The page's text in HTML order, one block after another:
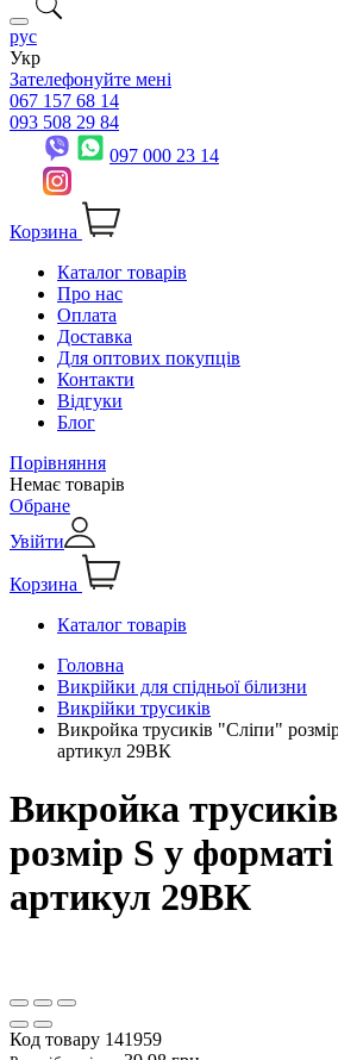
рус
Укр
Зателефонуйте мені
067 157 68 14
093 508 29 84
097 000 23 14
Корзина
Каталог товарів
Про нас
Оплата
Доставка
Для оптових покупців
Контакти
Відгуки
Блог
Порівняння
Немає товарів
Обране
Увійти
Корзина
Каталог товарів
Головна
Викрійки для спідньої білизни
Викрійки трусиків
Викройка трусиків "Сліпи"
артикул 29ВК
Викройка
розмір S у
артикул 29ВК
Код товару 141959